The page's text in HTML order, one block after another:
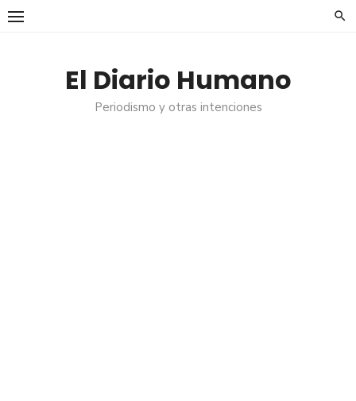
Saltar
El Diario Humano
Periodismo y otras intenciones